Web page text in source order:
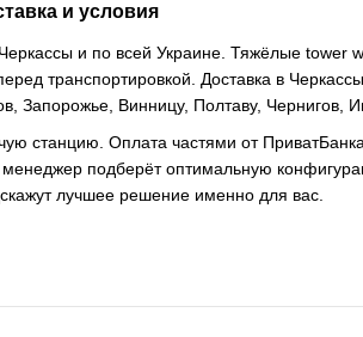
и условия
и по всей Украине. Тяжёлые tower
транспортировкой. Доставка в
Запорожье, Винницу, Полтаву, Чернигов,
станцию. Оплата частями от
подберёт оптимальную
лучшее решение именно для вас.